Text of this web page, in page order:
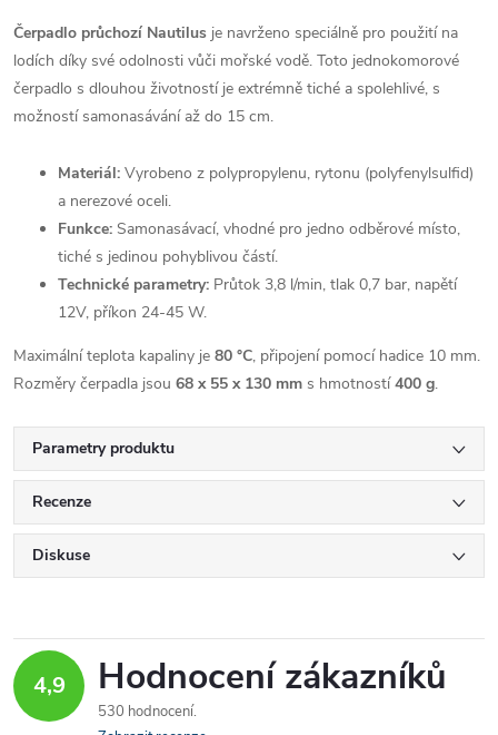
Čerpadlo průchozí Nautilus je navrženo speciálně pro použití na
lodích díky své odolnosti vůči mořské vodě. Toto jednokomorové
čerpadlo s dlouhou životností je extrémně tiché a spolehlivé, s
možností samonasávání až do 15 cm.
Materiál: Vyrobeno z polypropylenu, rytonu (polyfenylsulfid)
a nerezové oceli.
Funkce: Samonasávací, vhodné pro jedno odběrové místo,
tiché s jedinou pohyblivou částí.
Technické parametry: Průtok 3,8 l/min, tlak 0,7 bar, napětí
12V, příkon 24-45 W.
Maximální teplota kapaliny je 80 °C, připojení pomocí hadice 10 mm.
Rozměry čerpadla jsou 68 x 55 x 130 mm s hmotností400 g.
Parametry produktu
Recenze
Diskuse
4,9 Hodnocení zákazníků
530 hodnocení